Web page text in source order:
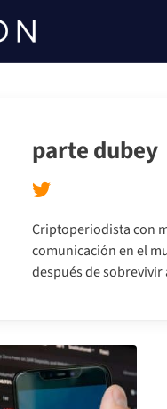
parte dubey
Criptoperiodista con
comunicación en el
después de sobrevivir